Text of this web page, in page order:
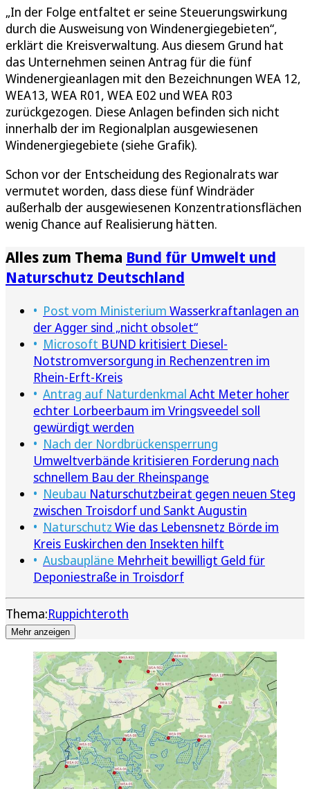
„In der Folge entfaltet er seine Steuerungswirkung
durch die Ausweisung von Windenergiegebieten“,
erklärt die Kreisverwaltung. Aus diesem Grund hat
das Unternehmen seinen Antrag für die fünf
Windenergieanlagen mit den Bezeichnungen WEA 12,
WEA13, WEA R01, WEA E02 und WEA R03
zurückgezogen. Diese Anlagen befinden sich nicht
innerhalb der im Regionalplan ausgewiesenen
Windenergiegebiete (siehe Grafik).
Schon vor der Entscheidung des Regionalrats war
vermutet worden, dass diese fünf Windräder
außerhalb der ausgewiesenen Konzentrationsflächen
wenig Chance auf Realisierung hätten.
Alles zum Thema Bund für Umwelt und
Naturschutz Deutschland
Post vom Ministerium Wasserkraftanlagen an
der Agger sind „nicht obsolet“
Microsoft BUND kritisiert Diesel-
Notstromversorgung in Rechenzentren im
Rhein-Erft-Kreis
Antrag auf Naturdenkmal Acht Meter hoher
echter Lorbeerbaum im Vringsveedel soll
gewürdigt werden
Nach der Nordbrückensperrung
Umweltverbände kritisieren Forderung nach
schnellem Bau der Rheinspange
Neubau Naturschutzbeirat gegen neuen Steg
zwischen Troisdorf und Sankt Augustin
Naturschutz Wie das Lebensnetz Börde im
Kreis Euskirchen den Insekten hilft
Ausbaupläne Mehrheit bewilligt Geld für
Deponiestraße in Troisdorf
Thema:Ruppichteroth
Mehr anzeigen